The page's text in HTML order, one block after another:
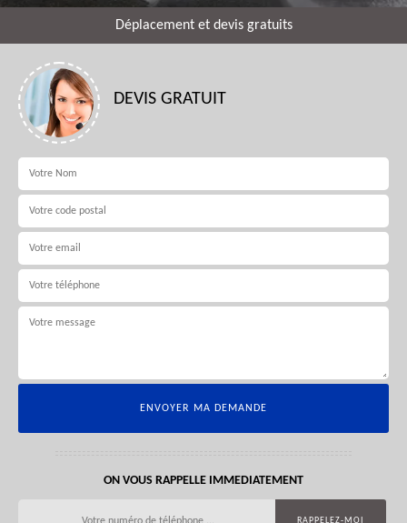
Déplacement et devis gratuits
DEVIS GRATUIT
ON VOUS RAPPELLE IMMEDIATEMENT